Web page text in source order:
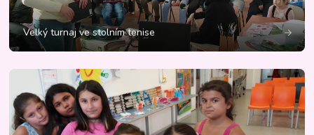
Velký turnaj ve stolním tenise